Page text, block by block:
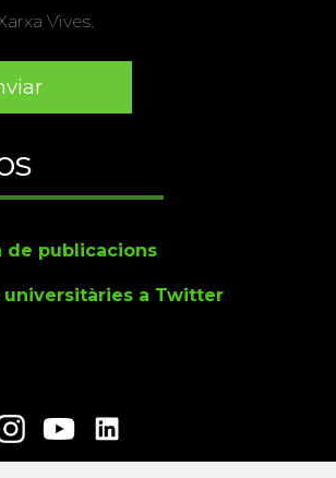
Vives.
de publicacions
universitàries a Twitter